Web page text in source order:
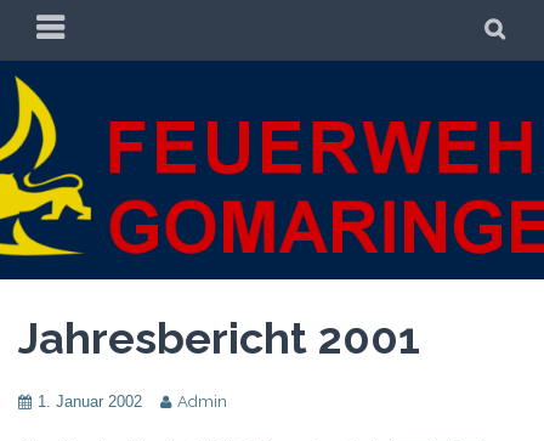
Zum
springen
PRIMÄRES
MENÜ
FREIWILLIGE
FEUERWEHR
GOMARINGEN
FREIWILLIGE FEUERWEHR GOMARINGEN
Jahresbericht 2001
1. Januar 2002 Admin